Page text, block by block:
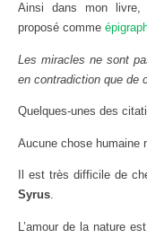
Ainsi dans mon livre,
proposé comme
Les miracles ne sont
en contradiction que de
Quelques-unes des
Aucune chose humaine
Il est très difficile de
Syrus.
L’amour de la nature